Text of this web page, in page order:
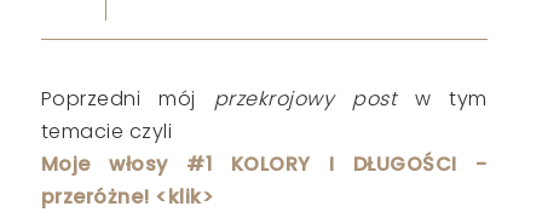
Poprzedni mój przekrojowy postw tym
temacie czyli
Moje włosy #1 KOLORY I DŁUGOŚCI -
przeróżne! <klik>